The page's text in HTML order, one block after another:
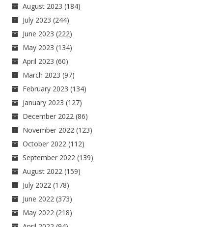
August 2023 (184)
July 2023 (244)
June 2023 (222)
May 2023 (134)
April 2023 (60)
March 2023 (97)
February 2023 (134)
January 2023 (127)
December 2022 (86)
November 2022 (123)
October 2022 (112)
September 2022 (139)
August 2022 (159)
July 2022 (178)
June 2022 (373)
May 2022 (218)